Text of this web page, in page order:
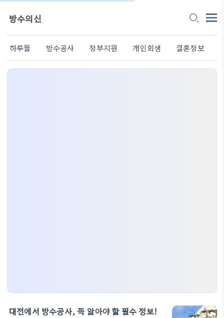
방수의신
하루몰 방수공사 정부지원 개인회생 결혼정보
대전에서 방수공사, 꼭 알아야 할 필수 정보!